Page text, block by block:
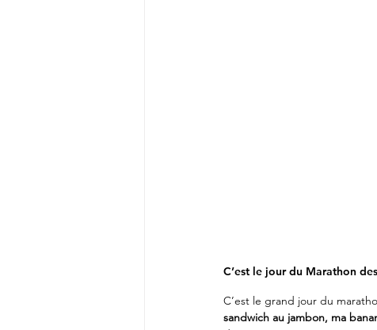
C’est le jour du Marathon
C’est le grand jour du
sandwich au jambon, ma